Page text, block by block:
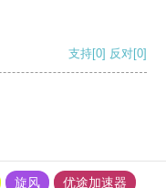
支持[0] 反对[0]
旋风 优途加速器